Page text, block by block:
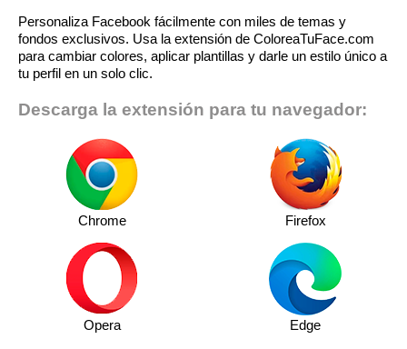
Personaliza Facebook fácilmente con miles de temas y
fondos exclusivos. Usa la extensión de ColoreaTuFace.com
para cambiar colores, aplicar plantillas y darle un estilo único a
tu perfil en un solo clic.
Descarga la extensión para tu navegador:
Chrome Firefox
Opera Edge